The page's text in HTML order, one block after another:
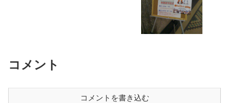
コメント
コメントを書き込む